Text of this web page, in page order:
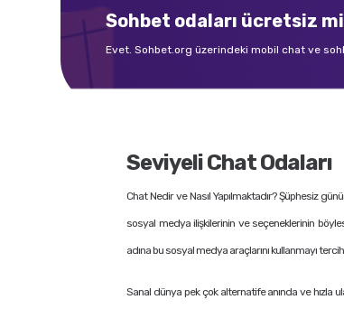
Sohbet odaları ücretsiz
Evet. Sohbet.org üzerindeki mobil chat ve
Seviyeli Chat Odaları
Chat Nedir ve Nasıl Yapılmaktadır? Şüphesiz
sosyal medya ilişkilerinin ve seçeneklerinin
adına bu sosyal medya araçlarını kullanmayı
Sanal dünya pek çok alternatife anında ve hızla